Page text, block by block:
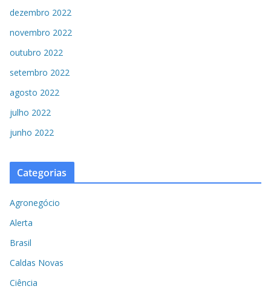
dezembro 2022
novembro 2022
outubro 2022
setembro 2022
agosto 2022
julho 2022
junho 2022
Categorias
Agronegócio
Alerta
Brasil
Caldas Novas
Ciência